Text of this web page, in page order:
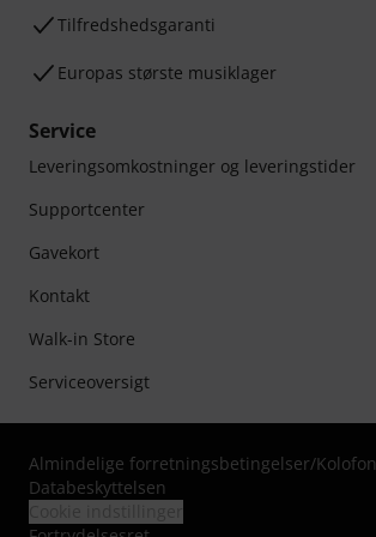
Tilfredshedsgaranti
Europas største musiklager
Service
Leveringsomkostninger og leveringstider
Supportcenter
Gavekort
Kontakt
Walk-in Store
Serviceoversigt
Almindelige forretningsbetingelser/Kolofon
Databeskyttelsen